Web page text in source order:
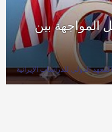
المواجهة بين
المعهد الدولي للدراسات الإيرانية